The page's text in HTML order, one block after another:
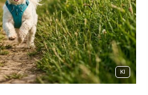
KI